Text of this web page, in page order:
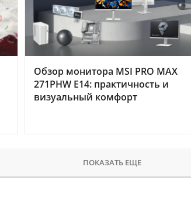
Обзор монитора MSI PRO MAX
271PHW E14: практичность и
визуальный комфорт
ПОКАЗАТЬ ЕЩЕ